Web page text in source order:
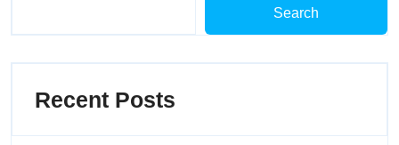
institution
Search
Recent Posts